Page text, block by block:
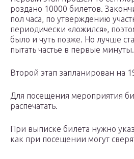
роздано 10000 билетов.
пол часа, по утверждению
периодически «ложился»,
было и чуть позже. Но лучше
пытать частье в первые минуты.
Второй этап запланирован на
Для посещения мероприятия
распечатать.
При выписке билета нужно
как при посещении могут